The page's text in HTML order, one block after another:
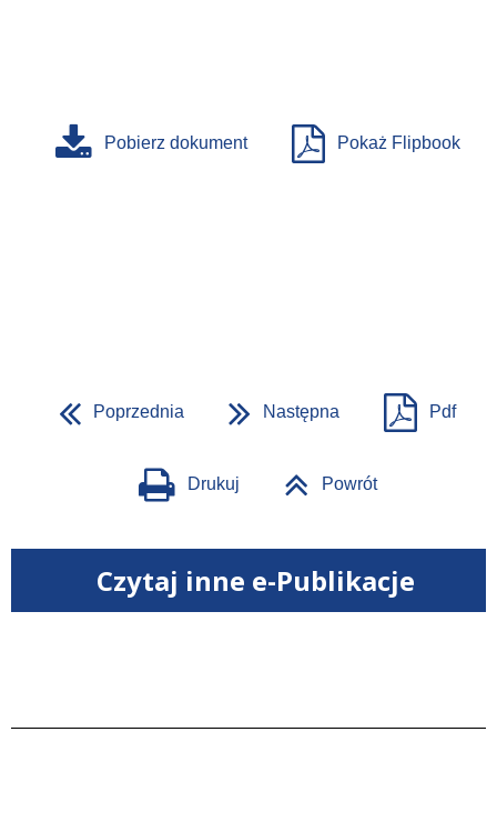
Pobierz dokument Pokaż Flipbook
Poprzednia Następna Pdf
Drukuj Powrót
Czytaj inne e-Publikacje